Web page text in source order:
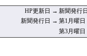
HP更新日 → 新聞発行
新聞発行日 → 第1月曜
第3月曜日